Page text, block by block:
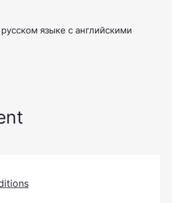
языке с английскими